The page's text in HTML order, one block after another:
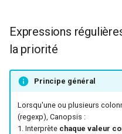
Expressions
la priorité
Principe général
Lorsqu'une ou plusieurs
(regexp), Canopsis :
1. Interprète chaque valeur